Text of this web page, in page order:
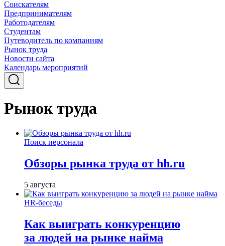
Соискателям
Предпринимателям
Работодателям
Студентам
Путеводитель по компаниям
Рынок труда
Новости сайта
Календарь мероприятий
Рынок труда
Поиск персонала
Обзоры рынка труда от hh.ru
5 августа
HR-беседы
Как выиграть конкуренцию
за людей на рынке найма